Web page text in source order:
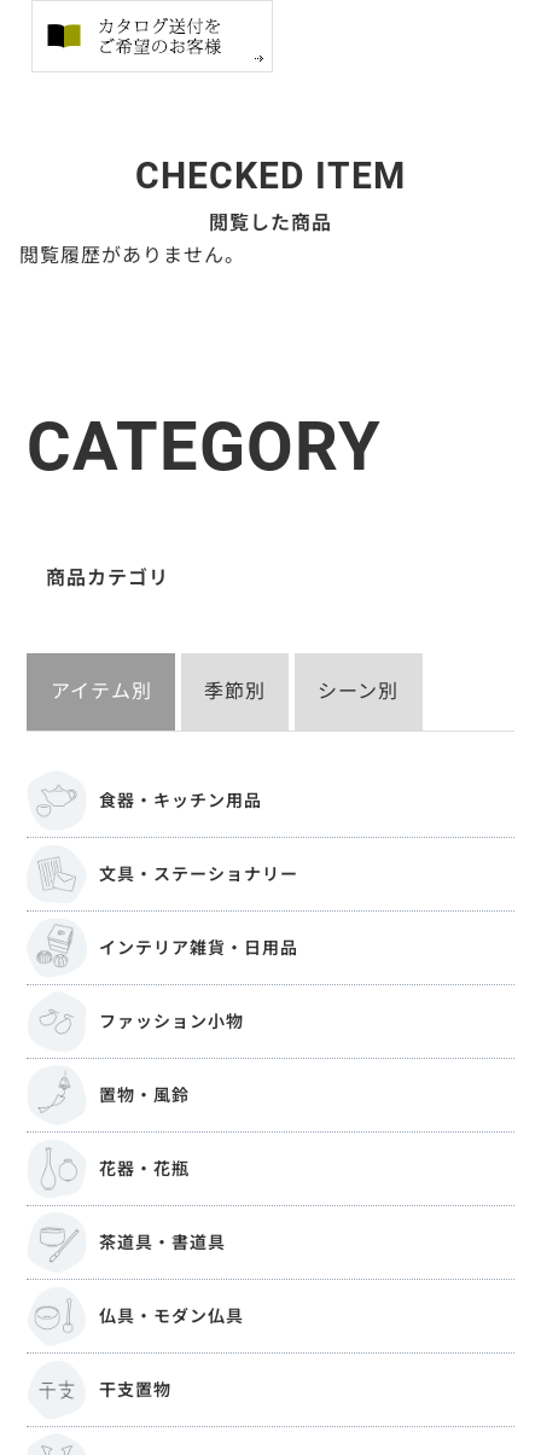
CHECKED ITEM
閲覧した商品
閲覧履歴がありません。
CATEGORY
商品カテゴリ
アイテム別 季節別 シーン別
食器・キッチン用品
文具・ステーショナリー
インテリア雑貨・日用品
ファッション小物
置物・風鈴
花器・花瓶
茶道具・書道具
仏具・モダン仏具
干支置物